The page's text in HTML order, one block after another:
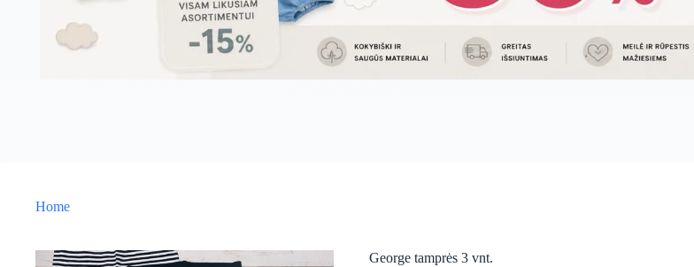
Home
George tamprės 3 vnt.